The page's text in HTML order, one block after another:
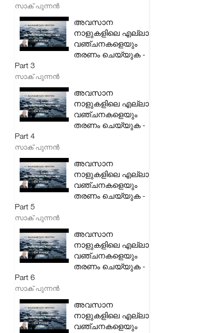
സാക് പുന്നൻ
അവസാന
നാളുകളിലെ എല്ലാ
വഞ്ചനകളെയും
തരണം ചെയ്യുക -
Part 3
സാക് പുന്നൻ
അവസാന
നാളുകളിലെ എല്ലാ
വഞ്ചനകളെയും
തരണം ചെയ്യുക -
Part 4
സാക് പുന്നൻ
അവസാന
നാളുകളിലെ എല്ലാ
വഞ്ചനകളെയും
തരണം ചെയ്യുക -
Part 5
സാക് പുന്നൻ
അവസാന
നാളുകളിലെ എല്ലാ
വഞ്ചനകളെയും
തരണം ചെയ്യുക -
Part 6
സാക് പുന്നൻ
അവസാന
നാളുകളിലെ എല്ലാ
വഞ്ചനകളെയും